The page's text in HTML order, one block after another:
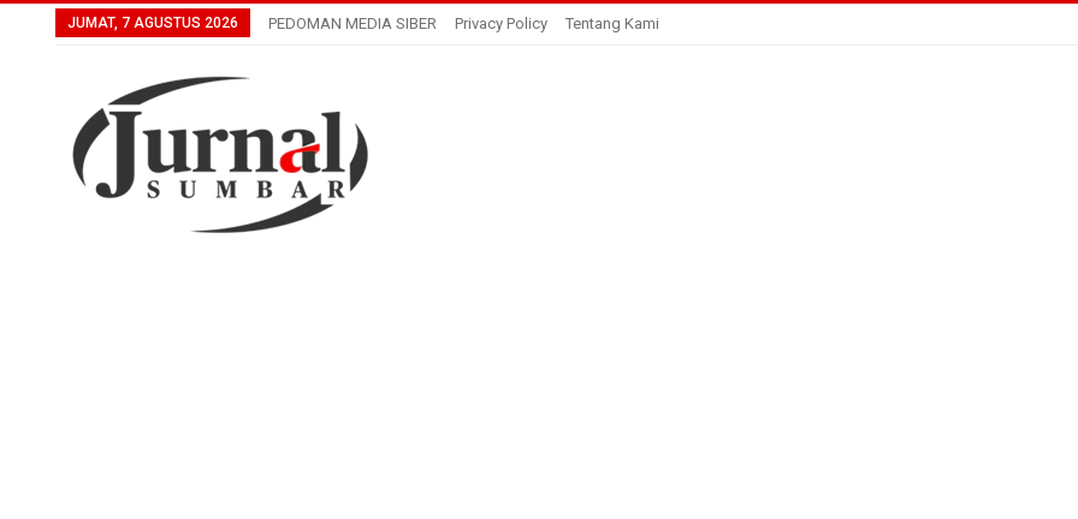
JUMAT, 7 AGUSTUS 2026 PEDOMAN MEDIA SIBER Privacy Policy Tentang Kami